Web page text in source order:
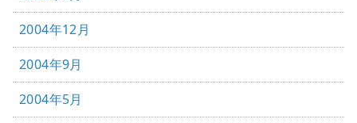
2004年12月
2004年9月
2004年5月